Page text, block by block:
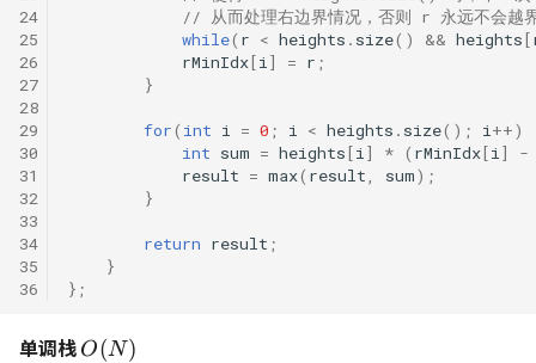
24
25
26
27
28
29
30
31
32
33
34
35
36
// 从而处理右边界情况，否则 r 永远不会越
while( r < heights . size() && heights [
rMinIdx [i] = r ;
}
for( int i = 0 ; i < heights . size(); i++)
int sum = heights [i] * ( rMinIdx [i]
-
result = max( result, sum);
}
return result ;
}
};
单调栈O(N)
O(N)